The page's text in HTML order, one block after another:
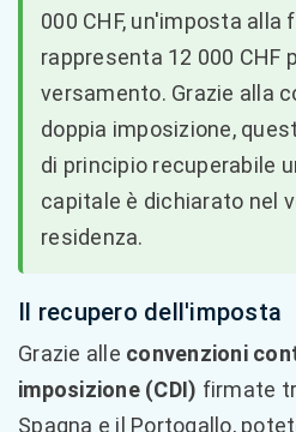
000 CHF, un'imposta alla
rappresenta 12 000 CHF
versamento. Grazie alla
doppia imposizione,
di principio recuperabile
capitale è dichiarato nel
residenza.
Il recupero dell'imposta
Grazie alle convenzioni
imposizione (CDI) firmate
Spagna e il Portogallo,